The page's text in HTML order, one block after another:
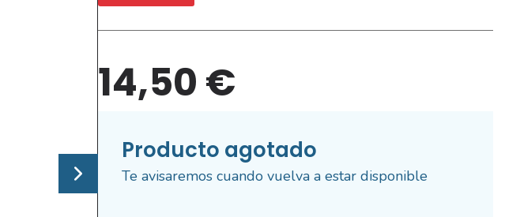
14,50 €
Producto agotado
Te avisaremos cuando vuelva a estar disponible